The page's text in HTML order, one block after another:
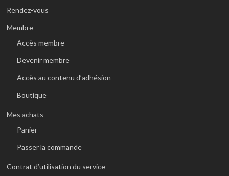
Rendez-vous
Membre
Accès membre
Devenir membre
Accès au contenu d’adhésion
Boutique
Mes achats
Panier
Passer la commande
Contrat d’utilisation du service